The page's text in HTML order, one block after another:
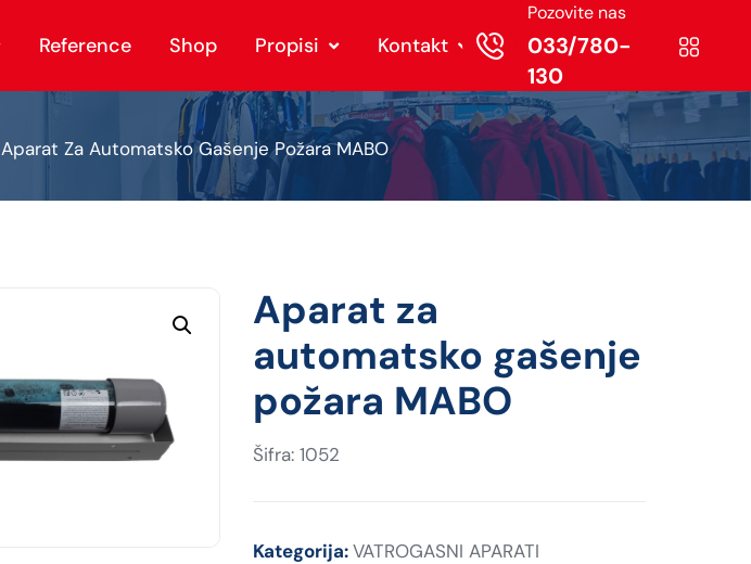
Reference Shop Propisi Kontakt
Pozovite nas
033/780-
130
Aparat Za Automatsko Gašenje Požara MABO
Aparat za
automatsko gašenje
požara MABO
Šifra: 1052
Kategorija:VATROGASNI APARATI